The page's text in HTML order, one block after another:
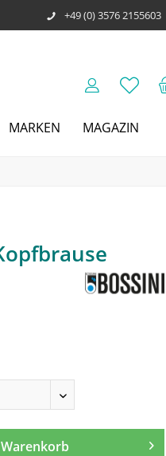
+49 (0) 3576 2155603
MARKEN MAGAZIN
Warenkorb